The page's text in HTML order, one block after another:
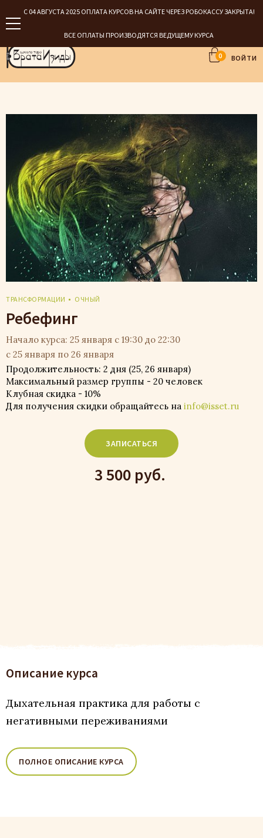
С 04 АВГУСТА 2025 ОПЛАТА КУРСОВ НА САЙТЕ ЧЕРЕЗ РОБОКАССУ ЗАКРЫТА!
ВСЕ ОПЛАТЫ ПРОИЗВОДЯТСЯ ВЕДУЩЕМУ КУРСА
0 ВОЙТИ
ТРАНСФОРМАЦИИ ОЧНЫЙ
Ребефинг
Начало курса: 25 января с 19:30 до 22:30
с 25 января по 26 января
ЗАПИСАТЬСЯ
3 500 руб.
Продолжительность: 2 дня (25, 26 января)
Максимальный размер группы - 20 человек
Клубная скидка - 10%
Для получения скидки обращайтесь на info@isset.ru
Описание курса
Дыхательная практика для работы с
негативными переживаниями
ПОЛНОЕ ОПИСАНИЕ КУРСА